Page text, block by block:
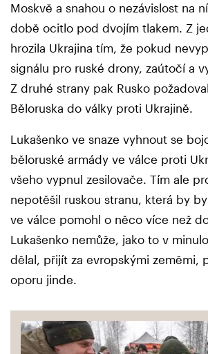
Moskvě a snahou o nezávislost na
době ocitlo pod dvojím tlakem. Z
hrozila Ukrajina tím, že pokud
signálu pro ruské drony, zaútočí a
Z druhé strany pak Rusko
Běloruska do války proti Ukrajině.
Lukašenko ve snaze vyhnout se
běloruské armády ve válce proti
všeho vypnul zesilovače. Tím ale
nepotěšil ruskou stranu, která by
ve válce pomohl o něco více než
Lukašenko nemůže, jako to v
dělal, přijít za evropskými zeměmi,
oporu jinde.